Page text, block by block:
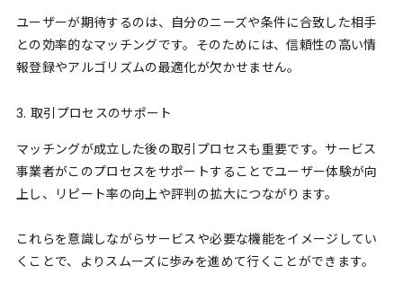
ユーザーが期待するのは、自分のニーズや条件に合致した相手
との効率的なマッチングです。そのためには、信頼性の高い情
報登録やアルゴリズムの最適化が欠かせません。
取引プロセスのサポート
マッチングが成立した後の取引プロセスも重要です。サービス
事業者がこのプロセスをサポートすることでユーザー体験が向
上し、リピート率の向上や評判の拡大につながります。
これらを意識しながらサービスや必要な機能をイメージしてい
くことで、よりスムーズに歩みを進めて行くことができます。